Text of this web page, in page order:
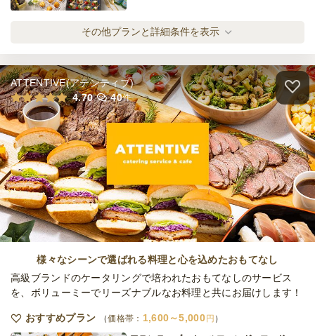
クロンヌ・ド・ローズ スタンダードプラン
オードブル
2,500円/人
クロンヌ・ド・ローズ グルメプラン
オードブル
3,000円/人
クロンヌ・ド・ローズ プレミアムプラン
3,500円/人
クロンヌ・ド・ローズ ラグジュアリープラ
オードブル
4,950円/人
オードブル
1,000円
その他プランと詳細条件を表示
ATTENTIVE(アテンティブ)
4.70
40件
様々なシーンで選ばれる料理と心を込めたおもてなし
高級ブランドのケータリングで培われたおもてなしのサービス
を、ボリューミーでリーズナブルなお料理と共にお届けします！
おすすめプラン 価格帯： 1,600～5,000 円